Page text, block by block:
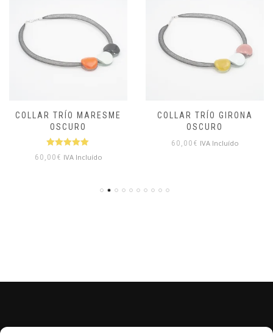
COLLAR TRÍO MARESME
OSCURO
Valorado
con 5.00de
60,00 € IVA Incluído
COLLAR TRÍO GIRONA
OSCURO
60,00 € IVA Incluído